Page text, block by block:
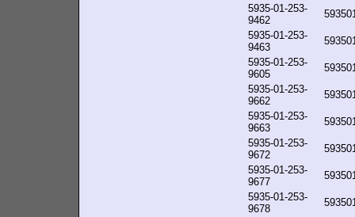
5935-01-253-
9462
5935-01-253-
9463
5935-01-253-
9605
5935-01-253-
9662
5935-01-253-
9663
5935-01-253-
9672
5935-01-253-
9677
5935-01-253-
9678